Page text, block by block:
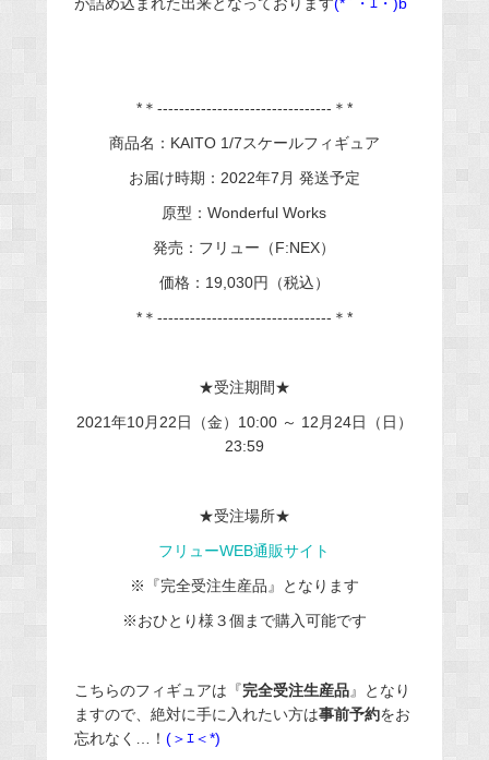
*＊--------------------------------＊*
商品名：KAITO 1/7スケールフィギュア
お届け時期：2022年7月 発送予定
原型：Wonderful Works
発売：フリュー（F:NEX）
価格：19,030円（税込）
*＊ --------------------------------＊*
★受注期間★
2021年10月22日（金）10:00 ～ 12月24日（日）
23:59
★受注場所★
フリューWEB通販サイト
※『完全受注生産品』となります
※おひとり様３個まで購入可能です
こちらのフィギュアは『完全受注生産品』となり
ますので、絶対に手に入れたい方は事前予約をお
忘れなく…！ (＞ｴ＜*)